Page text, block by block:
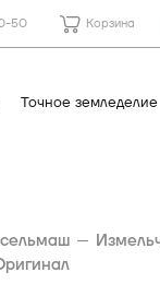
50 Корзина
Точное земледелие